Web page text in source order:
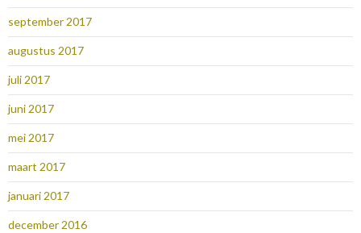
september 2017
augustus 2017
juli 2017
juni 2017
mei 2017
maart 2017
januari 2017
december 2016